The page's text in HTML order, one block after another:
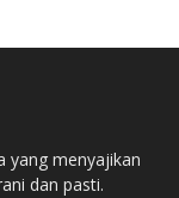
yang menyajikan
dan pasti.